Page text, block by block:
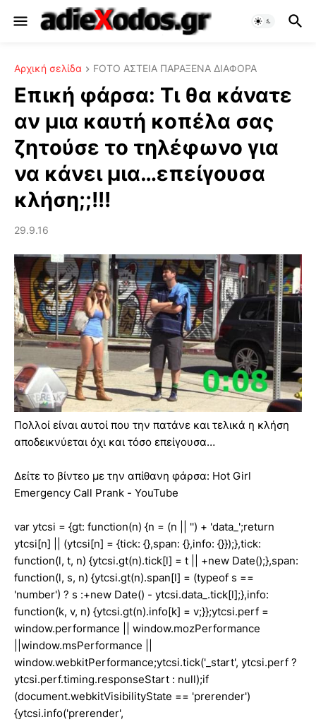
Αρχική σελίδα FOTO ΑΣΤΕΙΑ ΠΑΡΑΞΕΝΑ ΔΙΑΦΟΡΑ
Επική φάρσα: Τι θα κάνατε
αν μια καυτή κοπέλα σας
ζητούσε το τηλέφωνο για
να κάνει μια…επείγουσα
κλήση;;!!!
29.9.16
Πολλοί είναι αυτοί που την πατάνε και τελικά η κλήση
αποδεικνύεται όχι και τόσο επείγουσα…
Δείτε το βίντεο με την απίθανη φάρσα: Hot Girl
Emergency Call Prank - YouTube
var ytcsi = {gt: function(n) {n = (n || '') + 'data_';return
ytcsi[n] || (ytcsi[n] = {tick: {},span: {},info: {}});},tick:
function(l, t, n) {ytcsi.gt(n).tick[l] = t || +new Date();},span:
function(l, s, n) {ytcsi.gt(n).span[l] = (typeof s ==
'number') ? s :+new Date() - ytcsi.data_.tick[l];},info:
function(k, v, n) {ytcsi.gt(n).info[k] = v;}};ytcsi.perf =
window.performance || window.mozPerformance
||window.msPerformance ||
window.webkitPerformance;ytcsi.tick('_start', ytcsi.perf ?
ytcsi.perf.timing.responseStart : null);if
(document.webkitVisibilityState == 'prerender')
{ytcsi.info('prerender',